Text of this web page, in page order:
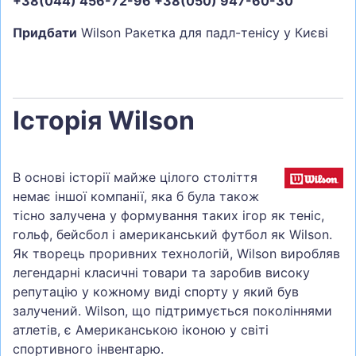
Придбати Wilson Ракетка для падл-тенісу у Києві
Історія Wilson
В основі історії майже цілого століття
немає іншої компанії, яка б була також
тісно залучена у формування таких ігор як теніс,
гольф, бейсбол і американський футбол як Wilson.
Як творець проривних технологій, Wilson виробляв
легендарні класичні товари та заробив високу
репутацію у кожному виді спорту у який був
залучений. Wilson, що підтримується поколіннями
атлетів, є Американською іконою у світі
спортивного інвентарю.